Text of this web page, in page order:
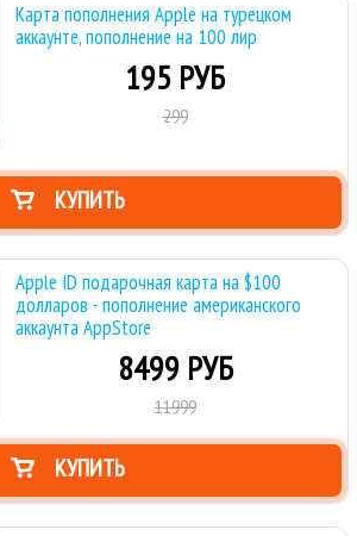
Карта пополнения Apple на турецком
аккаунте, пополнение на 100 лир
195 РУБ
299
КУПИТЬ
Apple ID подарочная карта на $100
долларов - пополнение американского
аккаунта AppStore
8499 РУБ
11999
КУПИТЬ